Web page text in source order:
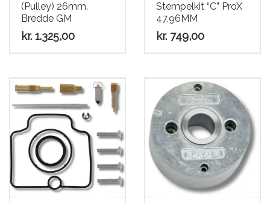
(Pulley) 26mm.
Bredde GM
kr. 1.325,00
Stempelkit “C” ProX
47.96MM
kr. 749,00